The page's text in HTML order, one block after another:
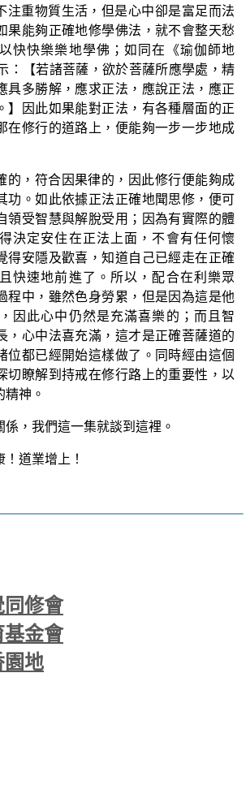
注重物質生活，但是心中卻是富足而法
果能夠正確地修學佛法，就不會整天愁
快快樂樂地學佛；如同在《瑜伽師地
：【若諸菩薩，欲於菩薩所應學處，精
具多勝解，應求正法，應說正法，應正
】因此如果能對正法，有各種層面的正
在修行的道路上，便能夠一步一步地成
的，符合因果律的，因此修行便能夠成
功。如此依據正法正確地聞思修，便可
領受智慧與解脫受用；因為有實際的體
決定安住在正法上面，不會有任何懷
得安隱及歡喜，知道自己已經走在正確
快速地前進了。所以，配合在利樂眾
程中，雖然色身勞累，但是因為這是他
因此心中仍然是充滿喜樂的；而且智
，心中法喜充滿，這才是正確菩薩道的
位都已經開始這樣做了。同時經由這個
切瞭解到持戒在修行路上的重要性，以
精神。
係，我們這一集就談到這裡。
道業增上！
同修會
基金會
園地